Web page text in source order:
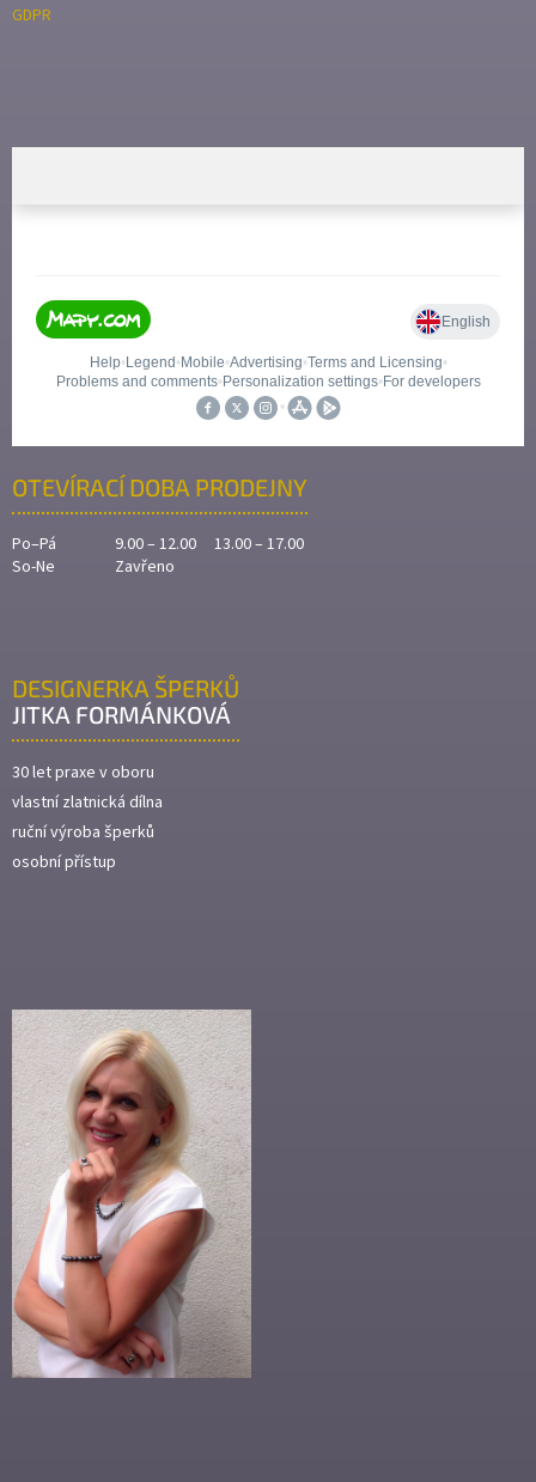
GDPR
OTEVÍRACÍ DOBA PRODEJNY
Po–Pá
9.00 – 12.00 13.00 – 17.00
So-Ne
Zavřeno
DESIGNERKA ŠPERKŮ
JITKA FORMÁNKOVÁ
30 let praxe v oboru
vlastní zlatnická dílna
ruční výroba šperků
osobní přístup